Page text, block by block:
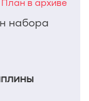
План в архиве
набора